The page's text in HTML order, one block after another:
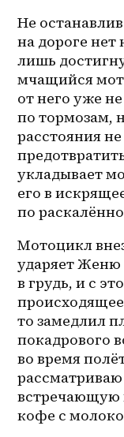
Не
на дороге нет
лишь
мчащийся
от него уже
по тормозам,
расстояния
укладывает
его в
по
Мотоцикл
ударяет
в грудь, и с
то замедлил
покадрового
во время
встречающую
кофе с